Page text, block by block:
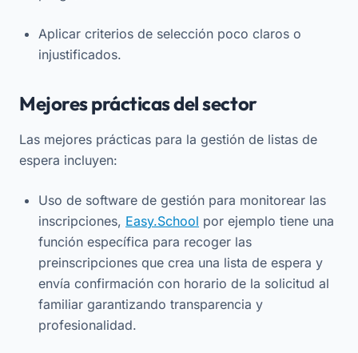
Aplicar criterios de selección poco claros o
injustificados.
Mejores prácticas del sector
Las mejores prácticas para la gestión de listas de
espera incluyen:
Uso de software de gestión para monitorear las
inscripciones, Easy.School por ejemplo tiene una
función específica para recoger las
preinscripciones que crea una lista de espera y
envía confirmación con horario de la solicitud al
familiar garantizando transparencia y
profesionalidad.